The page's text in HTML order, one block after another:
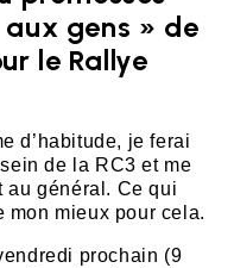
gens » de
le Rallye
d’habitude, je ferai
de la RC3 et me
au général. Ce qui
mon mieux pour cela.
prochain (9